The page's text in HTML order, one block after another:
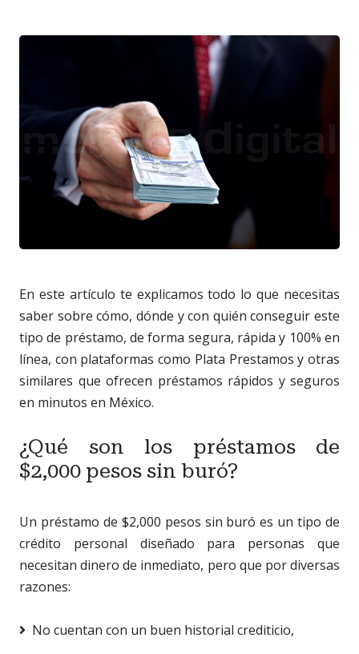
En este artículo te explicamos todo lo que necesitas
saber sobre cómo, dónde y con quién conseguir este
tipo de préstamo, de forma segura, rápida y 100% en
línea, con plataformas como Plata Prestamos y otras
similares que ofrecen préstamos rápidos y seguros
en minutos en México.
¿Qué son los préstamos de
$2,000 pesos sin buró?
Un préstamo de $2,000 pesos sin buró es un tipo de
crédito personal diseñado para personas que
necesitan dinero de inmediato, pero que por diversas
razones:
No cuentan con un buen historial crediticio,